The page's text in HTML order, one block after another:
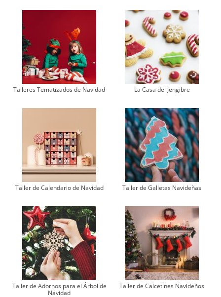
Talleres Tematizados de Navidad La Casa del Jengibre
Taller de Calendario de Navidad Taller de Galletas Navideñas
Taller de Adornos para el Árbol de
Navidad
Taller de Calcetines Navideños